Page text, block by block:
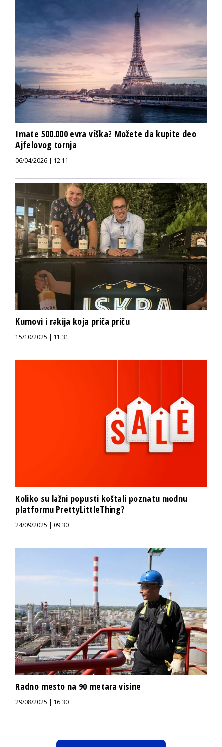
Imate 500.000 evra viška? Možete da kupite deo
Ajfelovog tornja
06/04/2026 | 12:11
Kumovi i rakija koja priča priču
15/10/2025 | 11:31
Koliko su lažni popusti koštali poznatu modnu
platformu PrettyLittleThing?
24/09/2025 | 09:30
Radno mesto na 90 metara visine
29/08/2025 | 16:30